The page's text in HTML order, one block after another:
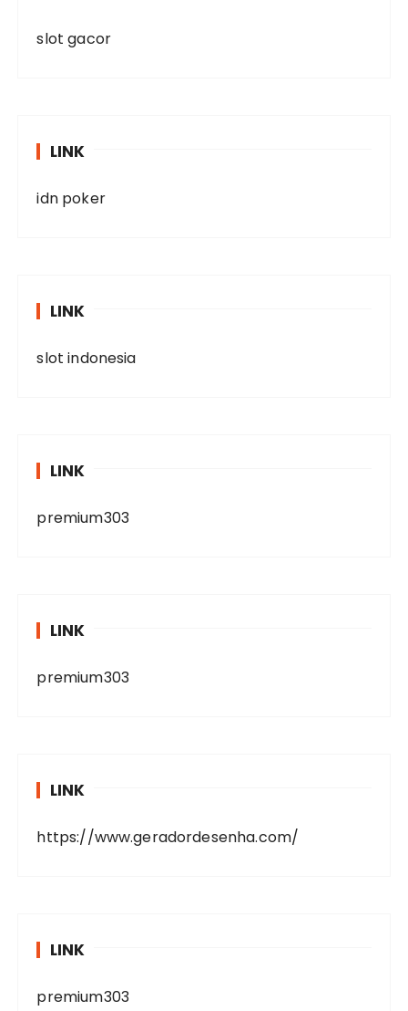
slot gacor
LINK
idn poker
LINK
slot indonesia
LINK
premium303
LINK
premium303
LINK
https://www.geradordesenha.com/
LINK
premium303